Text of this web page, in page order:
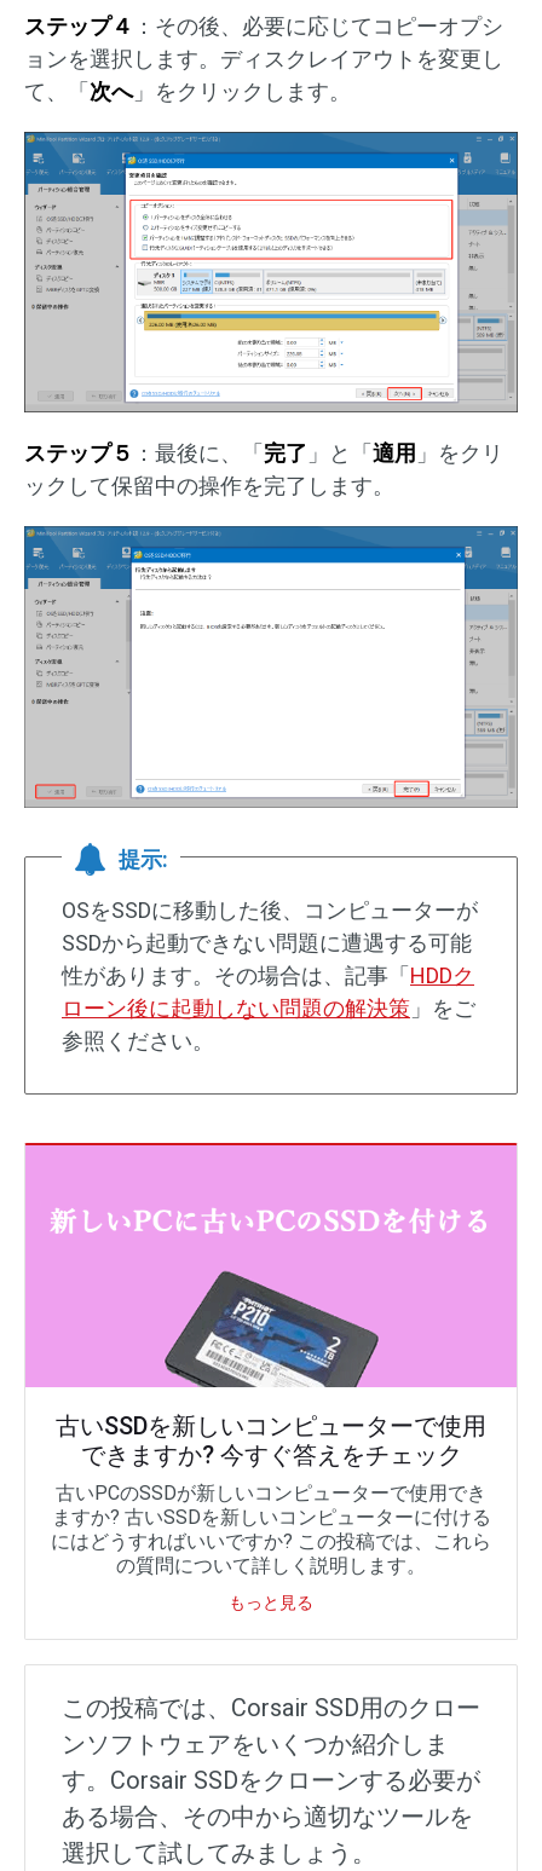
ステップ４ ：その後、必要に応じてコピーオプシ
ョンを選択します。ディスクレイアウトを変更し
て、「次へ」をクリックします。
ステップ５ ：最後に、「 完了 」と「 適用 」をクリ
ックして保留中の操作を完了します。
提示:
OSをSSDに移動した後、コンピューターが
SSDから起動できない問題に遭遇する可能
性があります。その場合は、記事「 HDDク
ローン後に起動しない問題の解決策 」をご
参照ください。
古いSSDを新しいコンピューターで使用
できますか? 今すぐ答えをチェック
古いPCのSSDが新しいコンピューターで使用でき
ますか? 古いSSDを新しいコンピューターに付ける
にはどうすればいいですか? この投稿では、これら
の質問について詳しく説明します。
もっと見る
この投稿では、Corsair SSD用のクロー
ンソフトウェアをいくつか紹介しま
す。Corsair SSDをクローンする必要が
ある場合、その中から適切なツールを
選択して試してみましょう。